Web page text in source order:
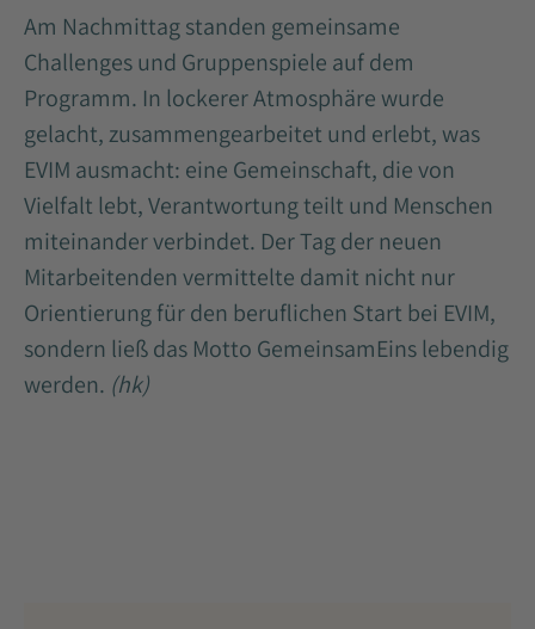
Am Nachmittag standen gemeinsame
Challenges und Gruppenspiele auf dem
Programm. In lockerer Atmosphäre wurde
gelacht, zusammengearbeitet und erlebt, was
EVIM ausmacht: eine Gemeinschaft, die von
Vielfalt lebt, Verantwortung teilt und Menschen
miteinander verbindet. Der Tag der neuen
Mitarbeitenden vermittelte damit nicht nur
Orientierung für den beruflichen Start bei EVIM,
sondern ließ das Motto GemeinsamEins lebendig
werden. (hk)